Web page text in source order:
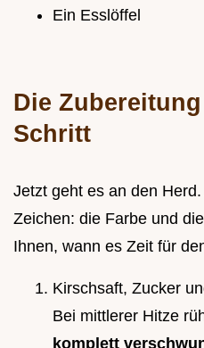
Ein Esslöffel
Die
Schritt
Jetzt geht es an den
Zeichen: die Farbe und
Ihnen, wann es Zeit für
Kirschsaft, Zucker
Bei mittlerer Hitze
komplett